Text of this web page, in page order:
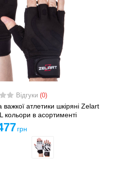
Відгуки (0)
важкої атлетики шкіряні Zelart
кольори в асортименті
грн